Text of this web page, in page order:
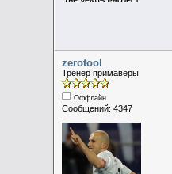
zerotool
Тренер примаверы
Оффлайн
Сообщений: 4347